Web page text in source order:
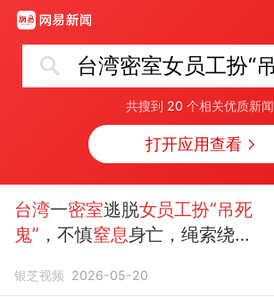
共搜到 20 个相关优质新闻
打开应用查看
台湾一密室逃脱女员工扮“吊死
鬼” ，不慎窒息身亡，绳索绕颈
员工：表演时使用的是真正的
银芝视频 2026-05-20